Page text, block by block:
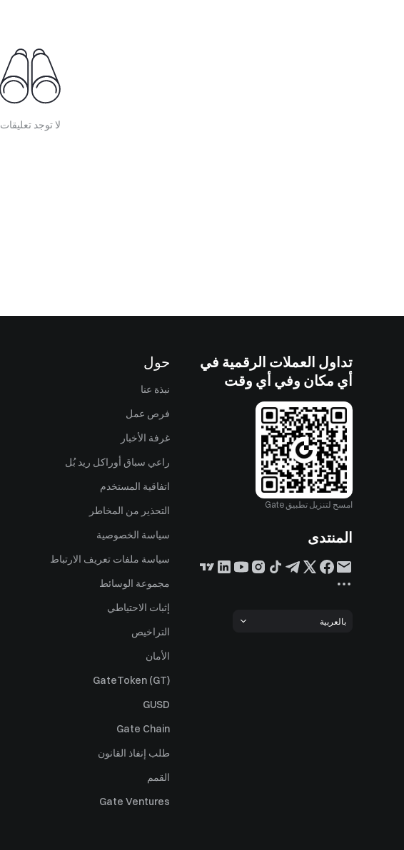
لا توجد تعليقات
تداول العملات الرقمية في
أي مكان وفي أي وقت
امسح لتنزيل تطبيق Gate
المنتدى
بالعربية
حول
نبذة عنا
فرص عمل
غرفة الأخبار
راعي سباق أوراكل ريد بُل
اتفاقية المستخدم
التحذير من المخاطر
سياسة الخصوصية
سياسة ملفات تعريف الارتباط
مجموعة الوسائط
إثبات الاحتياطي
التراخيص
الأمان
GateToken (GT)
GUSD
Gate Chain
طلب إنفاذ القانون
القمم
Gate Ventures